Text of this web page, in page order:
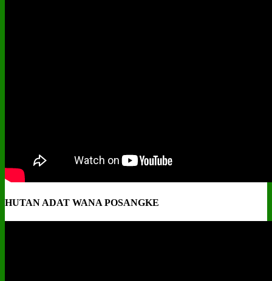
HUTAN ADAT WANA POSANGKE